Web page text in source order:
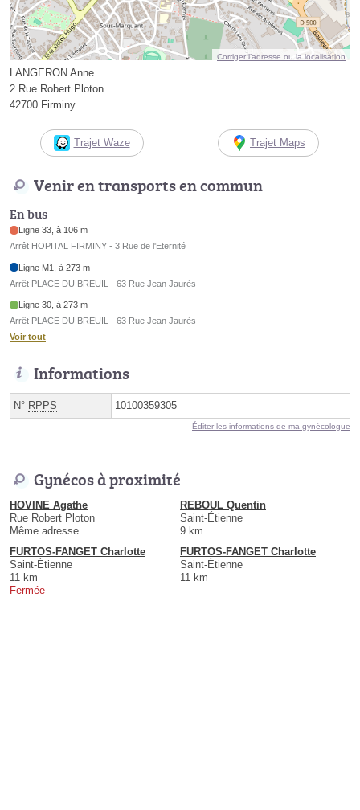
Corriger l’adresse ou la localisation
LANGERON Anne
2 Rue Robert Ploton
42700 Firminy
Trajet Waze Trajet Maps
Venir en transports en commun
En bus
Ligne 33, à 106 m
Arrêt HOPITAL FIRMINY - 3 Rue de l'Eternité
Ligne M1, à 273 m
Arrêt PLACE DU BREUIL - 63 Rue Jean Jaurès
Ligne 30, à 273 m
Arrêt PLACE DU BREUIL - 63 Rue Jean Jaurès
Voir tout
Informations
N° RPPS 10100359305
Éditer les informations de ma gynécologue
Gynécos à proximité
HOVINE Agathe
Rue Robert Ploton
Même adresse
REBOUL Quentin
Saint-Étienne
9 km
FURTOS-FANGET Charlotte
Saint-Étienne
11 km
Fermée
FURTOS-FANGET Charlotte
Saint-Étienne
11 km